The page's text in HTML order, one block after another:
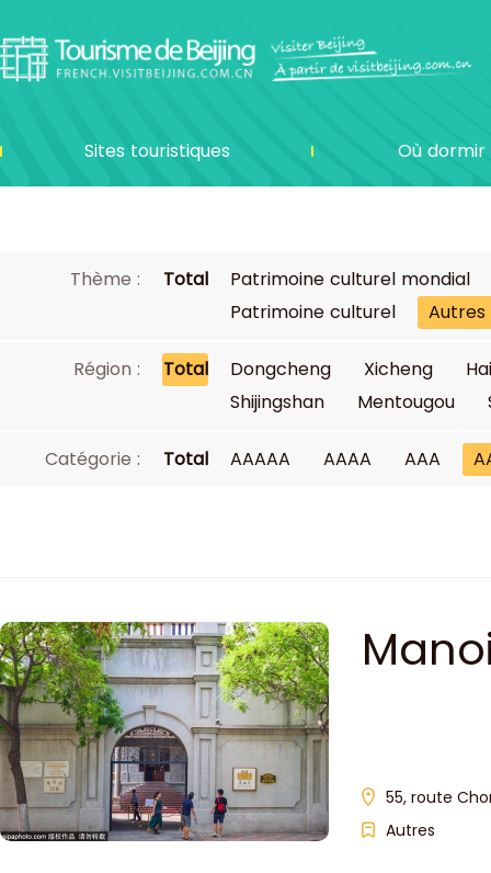
Sites touristiques Où dormir
Thème : Total
Patrimoine culturel mondial
Patrimoine culturel
Autres
Région : Total Dongcheng Xicheng
Shijingshan
Mentougou
Catégorie : Total AAAAA AAAA AAA
55, route
Autres